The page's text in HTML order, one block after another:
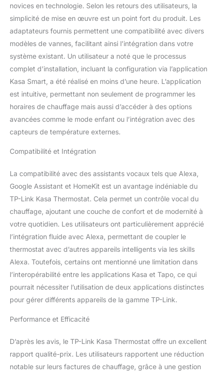
Google Assistant,
SmartThings ou une
d'ajuster la température
de vos radiateurs MIEUX
AVEC LE CAPTEUR
TAPO - Associez-le à un
externe (Tapo
T310/T315)pour recueillir
des relevés de
température précis
lorsque le capteur de
fenêtre et de porte
connecté (Tapo T110) est
déclenché
GRATUITE - Grâce à la
fonction gratuite de
géoreperage, votre
maison chauffera lorsque
vous rentrerez chez
vous; Définissez la
portee souhaitée, de 100
mètres à 2 kilomètres, et
confortable COMMANDE
À DISTANCE &
INTELLIGENTE -
novices en technologie. Selon les retours des utilisateurs, la
simplicité de mise en œuvre est un point fort du produit. Les
adaptateurs fournis permettent une compatibilité avec divers
modèles de vannes, facilitant ainsi l’intégration dans votre
système existant. Un utilisateur a noté que le processus
complet d’installation, incluant la configuration via l’application
Kasa Smart, a été réalisé en moins d’une heure. L’application
est intuitive, permettant non seulement de programmer les
horaires de chauffage mais aussi d’accéder à des options
avancées comme le mode enfant ou l’intégration avec des
capteurs de température externes.
Compatibilité et Intégration
La compatibilité avec des assistants vocaux tels que Alexa,
Google Assistant et HomeKit est un avantage indéniable du
TP-Link Kasa Thermostat. Cela permet un contrôle vocal du
chauffage, ajoutant une couche de confort et de modernité à
votre quotidien. Les utilisateurs ont particulièrement apprécié
l’intégration fluide avec Alexa, permettant de coupler le
thermostat avec d’autres appareils intelligents via les skills
Alexa. Toutefois, certains ont mentionné une limitation dans
l’interopérabilité entre les applications Kasa et Tapo, ce qui
pourrait nécessiter l’utilisation de deux applications distinctes
pour gérer différents appareils de la gamme TP-Link.
Performance et Efficacité
D’après les avis, le TP-Link Kasa Thermostat offre un excellent
rapport qualité-prix. Les utilisateurs rapportent une réduction
notable sur leurs factures de chauffage, grâce à une gestion